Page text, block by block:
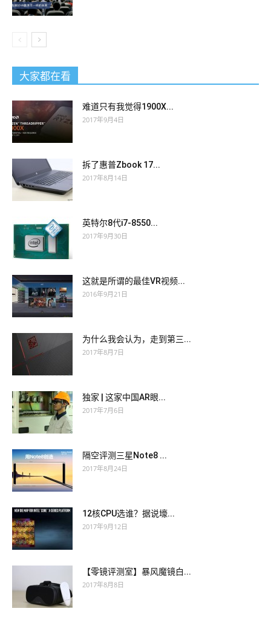
大家都在看
难道只有我觉得1900X...
2017年9月4日
拆了惠普Zbook 17...
2017年8月14日
英特尔8代i7-8550...
2017年9月30日
这就是所谓的最佳VR视频...
2016年9月21日
为什么我会认为，走到第三...
2017年8月7日
独家 | 这家中国AR眼...
2017年7月6日
隔空评测三星Note8 ...
2017年8月24日
12核CPU选谁？据说壕...
2017年9月12日
【零镜评测室】暴风魔镜白...
2017年8月8日